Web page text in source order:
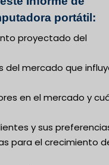
portátil:
proyectado del
del mercado que
en el mercado y
y sus
para el crecimiento